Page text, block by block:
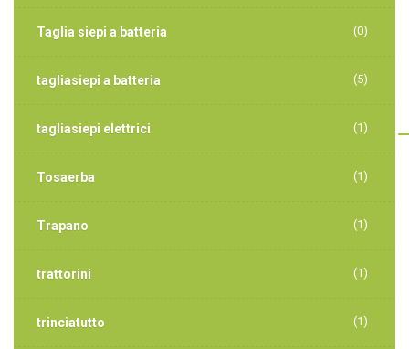
Taglia siepi a batteria (0)
tagliasiepi a batteria (5)
tagliasiepi elettrici (1)
Tosaerba (1)
Trapano (1)
trattorini (1)
trinciatutto (1)